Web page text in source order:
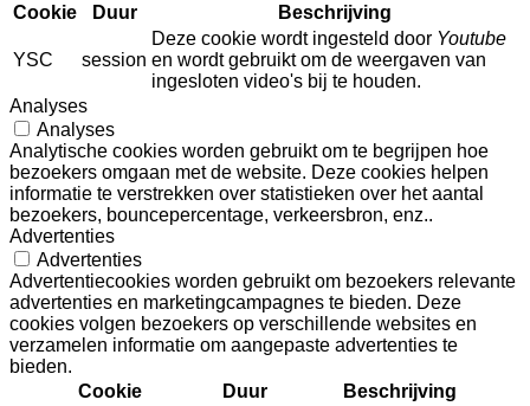
Cookie
Duur Beschrijving
YSC session
Deze cookie wordt ingesteld door Youtube
en wordt gebruikt om de weergaven van
ingesloten video's bij te houden.
Analyses
Analyses
Analytische cookies worden gebruikt om te begrijpen hoe
bezoekers omgaan met de website. Deze cookies helpen
informatie te verstrekken over statistieken over het aantal
bezoekers, bouncepercentage, verkeersbron, enz..
Advertenties
Advertenties
Advertentiecookies worden gebruikt om bezoekers relevante
advertenties en marketingcampagnes te bieden. Deze
cookies volgen bezoekers op verschillende websites en
verzamelen informatie om aangepaste advertenties te
bieden.
Cookie
Duur Beschrijving